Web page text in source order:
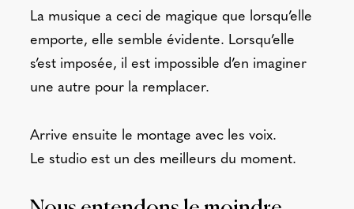
La musique a ceci de magique que lorsqu’elle
emporte, elle semble évidente. Lorsqu’elle
s’est imposée, il est impossible d’en imaginer
une autre pour la remplacer.
Arrive ensuite le montage avec les voix.
Le studio est un des meilleurs du moment.